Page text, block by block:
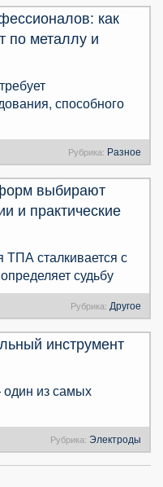
как
по металлу и
способного
Рубрика: Разное
выбирают
и практические
сталкивается с
судьбу
Рубрика: Другое
инструмент
из самых
Рубрика: Электроды